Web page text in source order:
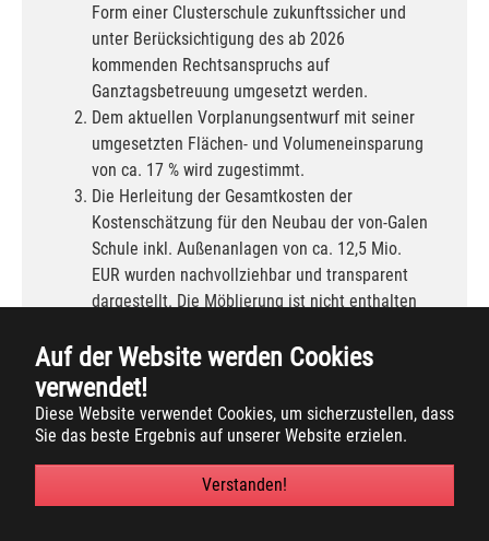
Auf der Website werden Cookies
verwendet!
Diese Website verwendet Cookies, um sicherzustellen, dass
Sie das beste Ergebnis auf unserer Website erzielen.
Verstanden!
Form einer Clusterschule zukunftssicher und
unter Berücksichtigung des ab 2026
kommenden Rechtsanspruchs auf
Ganztagsbetreuung umgesetzt werden.
Dem aktuellen Vorplanungsentwurf mit seiner
umgesetzten Flächen- und Volumeneinsparung
von ca. 17 % wird zugestimmt.
Die Herleitung der Gesamtkosten der
Kostenschätzung für den Neubau der von-Galen
Schule inkl. Außenanlagen von ca. 12,5 Mio.
EUR wurden nachvollziehbar und transparent
dargestellt. Die Möblierung ist nicht enthalten
Maximalsumme für die Umsetzung der
Gesamtmaßnahme werden 12,5 Mio. EUR in der
Haushaltsplanung 2024 ff. berücksichtigt.
Um den Eigenanteil der Gemeinde zu
Planung und Umsetzung mögliche
Fördermöglichkeiten umfassend geprüft und